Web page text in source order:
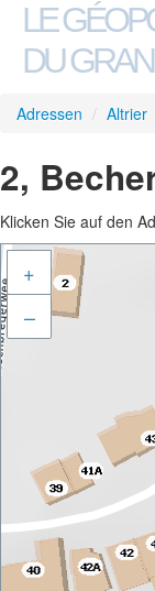
LE
DU
Adressen / Altrier
2,
Klicken Sie auf den
+
–